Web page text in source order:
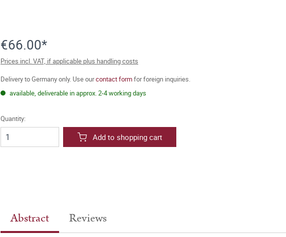
€66.00*
Prices incl. VAT, if applicable plus handling costs
Delivery to Germany only. Use ourcontact formfor foreign inquiries.
available, deliverable in approx. 2-4 working days
Quantity:
Add to shopping cart
Abstract Reviews